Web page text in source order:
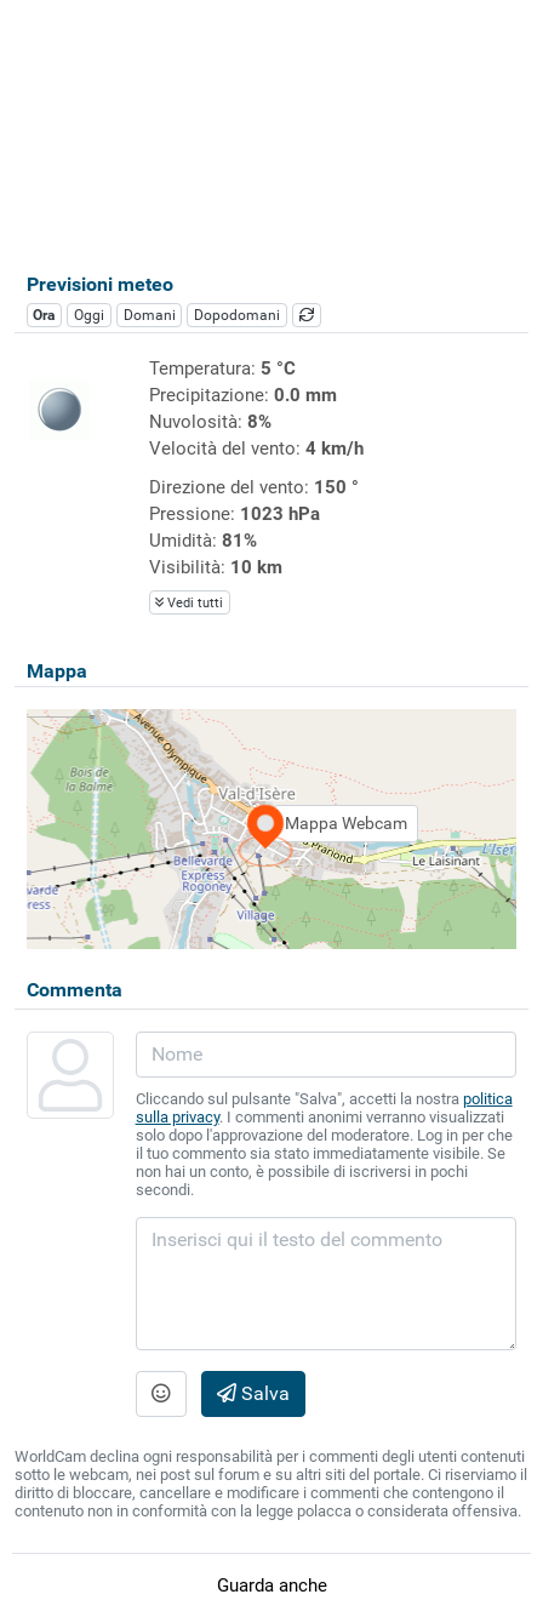
Previsioni meteo
Ora Oggi Domani Dopodomani
Temperatura: 5 °C
Precipitazione: 0.0 mm
Nuvolosità: 8%
Velocità del vento: 4 km/h
Direzione del vento: 150 °
Pressione: 1023 hPa
Umidità: 81%
Visibilità: 10 km
Vedi tutti
Mappa
Mappa Webcam
Commenta
Cliccando sul pulsante "Salva", accetti la nostra politica
sulla privacy. I commenti anonimi verranno visualizzati
solo dopo l'approvazione del moderatore. Log in per che
il tuo commento sia stato immediatamente visibile. Se
non hai un conto, è possibile di iscriversi in pochi
secondi.
Salva
WorldCam declina ogni responsabilità per i commenti degli utenti contenuti
sotto le webcam, nei post sul forum e su altri siti del portale. Ci riserviamo il
diritto di bloccare, cancellare e modificare i commenti che contengono il
contenuto non in conformità con la legge polacca o considerata offensiva.
Guarda anche